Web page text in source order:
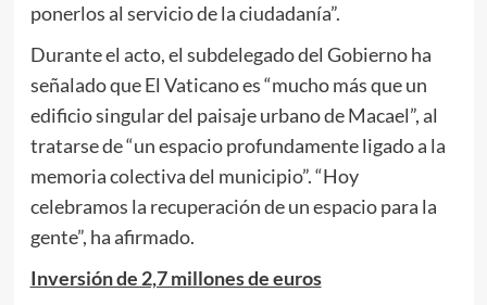
ponerlos al servicio de la ciudadanía”.
Durante el acto, el subdelegado del Gobierno ha
señalado que El Vaticano es “mucho más que un
edificio singular del paisaje urbano de Macael”, al
tratarse de “un espacio profundamente ligado a la
memoria colectiva del municipio”. “Hoy
celebramos la recuperación de un espacio para la
gente”, ha afirmado.
Inversión de 2,7 millones de euros